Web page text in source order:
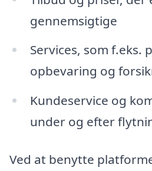
gennemsigtige
Services, som f.eks.
opbevaring og
Kundeservice og
under og efter
Ved at benytte